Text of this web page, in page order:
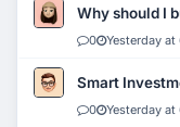
Why should I
0 Yesterday at
Smart
0 Yesterday at